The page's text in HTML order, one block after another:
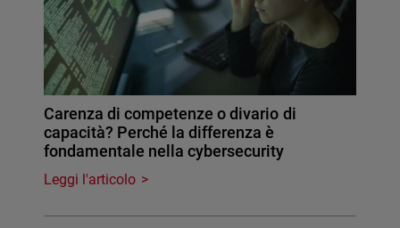
Carenza di competenze o divario di
capacità? Perché la differenza è
fondamentale nella cybersecurity
Leggi l'articolo